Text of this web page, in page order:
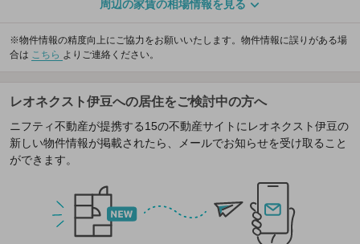
周辺の家賃の相場情報を見る
※物件情報の精度向上にご協力をお願いいたします。物件情報に誤りがある場
合は こちら よりご連絡ください。
レオネクスト伊豆への居住をご検討中の方へ
ニフティ不動産が提携する15の不動産サイトにレオネクスト伊豆の
新しい物件情報が掲載されたら、メールでお知らせを受け取ること
ができます。